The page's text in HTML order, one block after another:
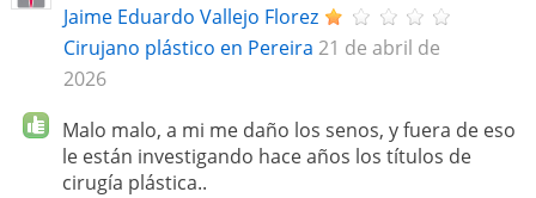
Jaime Eduardo Vallejo Florez
Cirujano plástico en Pereira 21 de abril de
2026
Malo malo, a mi me daño los senos, y fuera de eso
le están investigando hace años los títulos de
cirugía plástica..